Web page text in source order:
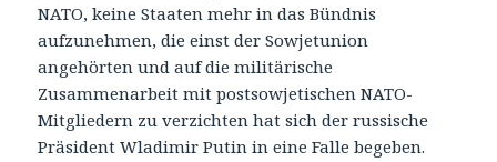
NATO, keine Staaten mehr in das Bündnis
aufzunehmen, die einst der Sowjetunion
angehörten und auf die militärische
Zusammenarbeit mit postsowjetischen NATO-
Mitgliedern zu verzichten hat sich der russische
Präsident Wladimir Putin in eine Falle begeben.